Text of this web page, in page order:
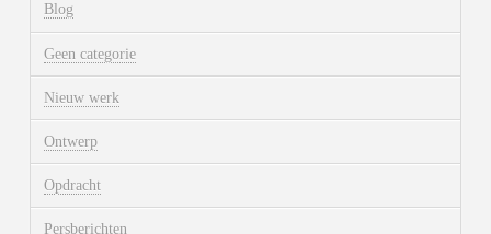
Blog
Geen categorie
Nieuw werk
Ontwerp
Opdracht
Persberichten